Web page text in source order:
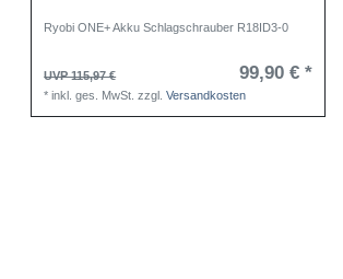
Ryobi ONE+ Akku Schlagschrauber R18ID3-0
UVP 115,97 € 99,90 € *
*inkl. ges. MwSt. zzgl.Versandkosten